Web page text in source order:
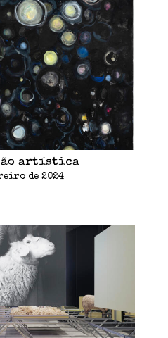
artística
de 2024